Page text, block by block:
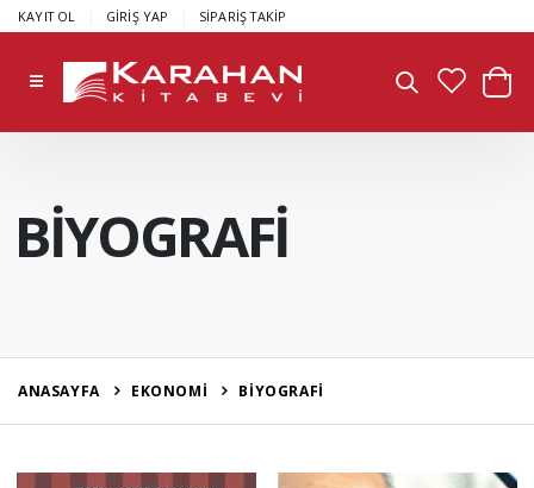
KAYIT OL GİRİŞ YAP SİPARİŞ TAKİP
BİYOGRAFİ
ANASAYFA EKONOMİ BİYOGRAFİ